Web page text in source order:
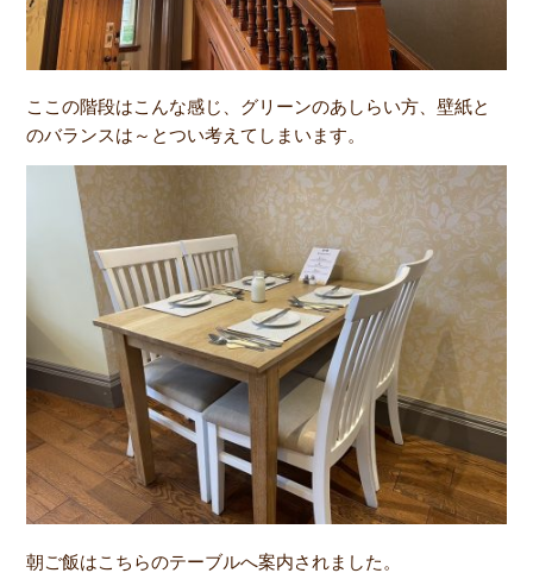
ここの階段はこんな感じ、グリーンのあしらい方、壁紙と
のバランスは～とつい考えてしまいます。
朝ご飯はこちらのテーブルへ案内されました。